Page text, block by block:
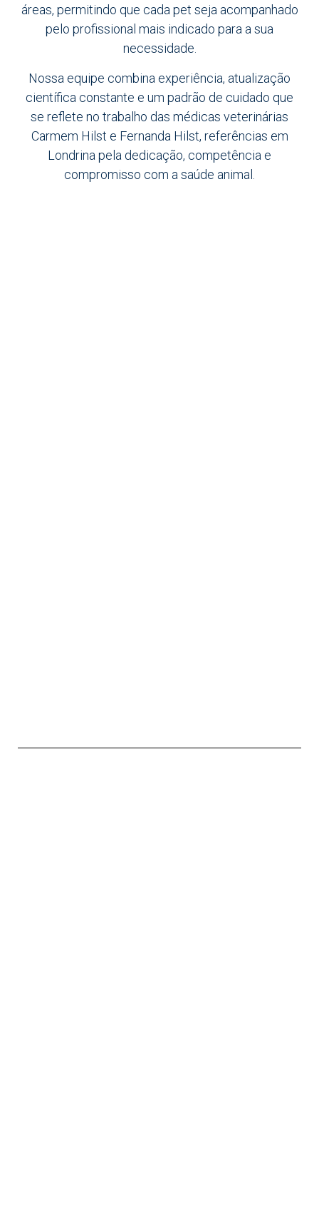
áreas, permitindo que cada pet seja acompanhado
pelo profissional mais indicado para a sua
necessidade.
Nossa equipe combina experiência, atualização
científica constante e um padrão de cuidado que
se reflete no trabalho das médicas veterinárias
Carmem Hilst e Fernanda Hilst, referências em
Londrina pela dedicação, competência e
compromisso com a saúde animal.